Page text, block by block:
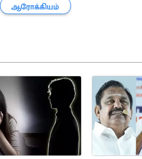
ஆரோக்கியம்